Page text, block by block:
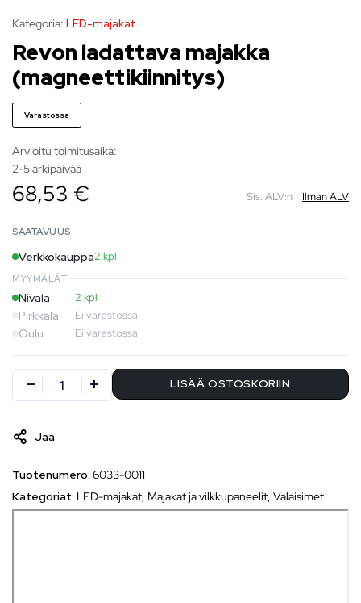
Kategoria: LED-majakat
Revon ladattava majakka
(magneettikiinnitys)
Varastossa
Arvioitu toimitusaika:
2-5 arkipäivää
68,53 € Sis. ALV:n | Ilman ALV
SAATAVUUS
Verkkokauppa2 kpl
MYYMÄLÄT
Nivala 2 kpl
Pirkkala Ei varastossa
Oulu Ei varastossa
LISÄÄ OSTOSKORIIN
Jaa
Tuotenumero: 6033-0011
Kategoriat: LED-majakat, Majakat ja vilkkupaneelit, Valaisimet